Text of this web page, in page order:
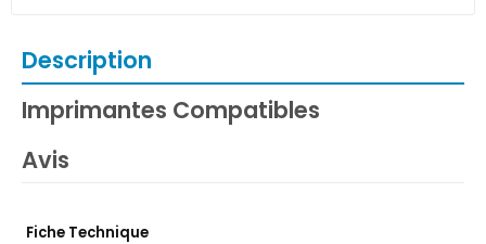
Description
Imprimantes Compatibles
Avis
Fiche Technique